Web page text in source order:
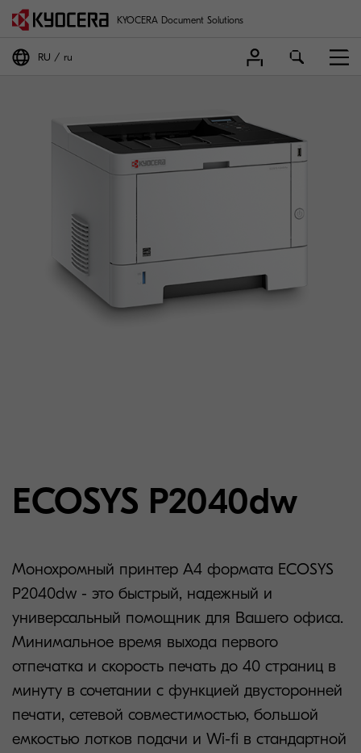
KYOCERA Document Solutions
RU ru
ECOSYS P2040dw
Монохромный принтер А4 формата ECOSYS
P2040dw - это быстрый, надежный и
универсальный помощник для Вашего офиса.
Минимальное время выхода первого
отпечатка и скорость печать до 40 страниц в
минуту в сочетании с функцией двусторонней
печати, сетевой совместимостью, большой
емкостью лотков подачи и Wi-fi в стандартной